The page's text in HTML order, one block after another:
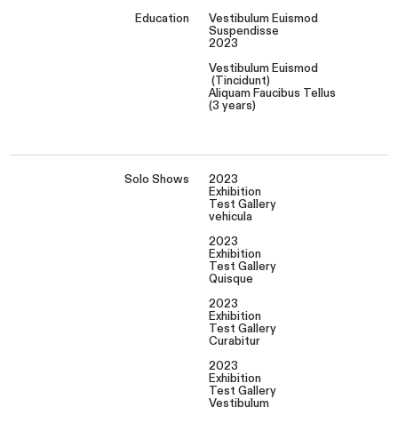
Education Vestibulum Euismod
Suspendisse
2023
Vestibulum Euismod
(Tincidunt)
Aliquam Faucibus Tellus
(3 years)
Solo Shows 2023
Exhibition
Test Gallery
vehicula
2023
Exhibition
Test Gallery
Quisque
2023
Exhibition
Test Gallery
Curabitur
2023
Exhibition
Test Gallery
Vestibulum